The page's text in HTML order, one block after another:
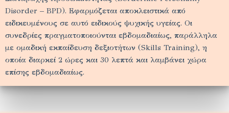
Disorder – BPD). Εφαρμόζεται αποκλειστικά από
ειδικευμένους σε αυτό ειδικούς ψυχικής υγείας. Οι
συνεδρίες πραγματοποιούνται εβδομαδιαίως, παράλληλα
με ομαδική εκπαίδευση δεξιοτήτων (Skills Training), η
οποία διαρκεί 2 ώρες και 30 λεπτά και λαμβάνει χώρα
επίσης εβδομαδιαίως.